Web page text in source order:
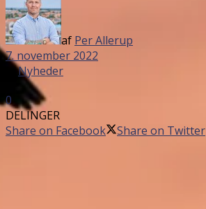
af Per Allerup
7. november 2022
inNyheder
0
DELINGER
Share on Facebook
Share on Twitter